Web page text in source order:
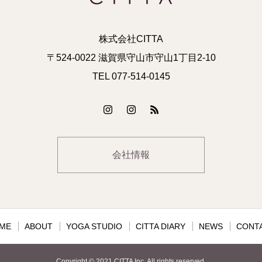
株式会社CITTA
〒524-0022 滋賀県守山市守山1丁目2-10
TEL 077-514-0145
会社情報
ABOUT YOGA STUDIO CITTA DIARY NEWS